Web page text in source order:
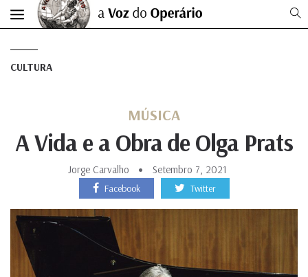
CULTURA
MÚSICA
A Vida e a Obra de Olga Prats
Jorge Carvalho Setembro 7, 2021
Facebook Twitter